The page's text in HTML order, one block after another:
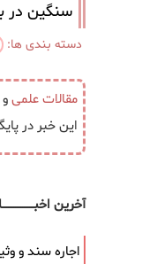
سنگین در
دسته بندی ها:
مقالات علمی
این خبر در
آخرین
اجاره سند و